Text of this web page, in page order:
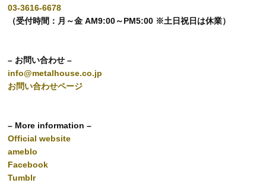
03-3616-6678
（受付時間：月～金 AM9:00～PM5:00 ※土日祝日は休業）
– お問い合わせ –
info@metalhouse.co.jp
お問い合わせページ
– More information –
Official website
ameblo
Facebook
Tumblr